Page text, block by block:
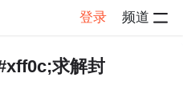
登录 频道
情
求解封